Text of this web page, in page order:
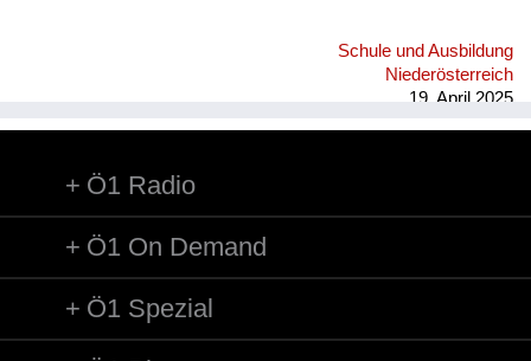
Schule und Ausbildung
Niederösterreich
19. April 2025
Ö1 Radio
Ö1 On Demand
Ö1 Spezial